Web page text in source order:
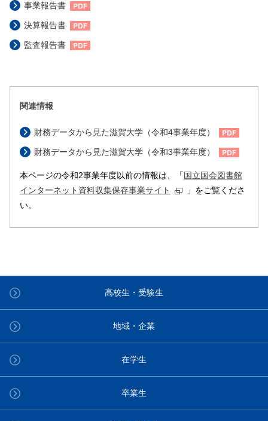
事業報告書
決算報告書
監査報告書
関連情報
財務データから見た滋賀大学（令和4事業年度）
財務データから見た滋賀大学（令和3事業年度）
本ページの令和2事業年度以前の情報は、「 国立国会図書館
インターネット資料収集保存事業サイト
」をご覧くださ
い。
高校生・受験生
地域・企業
在学生
卒業生